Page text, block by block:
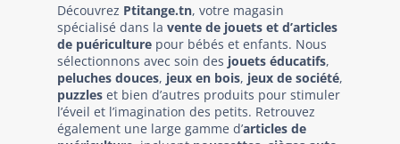
Découvrez Ptitange.tn, votre magasin
spécialisé dans la vente de jouets et d’articles
de puériculture pour bébés et enfants. Nous
sélectionnons avec soin des jouets éducatifs,
peluches douces, jeux en bois, jeux de société,
puzzles et bien d’autres produits pour stimuler
l’éveil et l’imagination des petits. Retrouvez
également une large gamme d’articles de